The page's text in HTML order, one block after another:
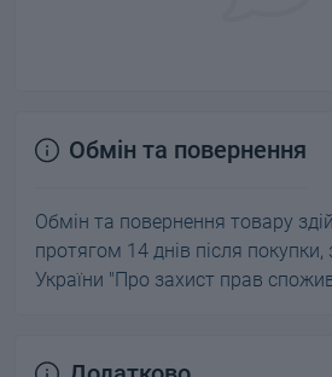
Обмін та повернення
Обмін та повернення товару
протягом 14 днів після покупки,
України "Про захист прав